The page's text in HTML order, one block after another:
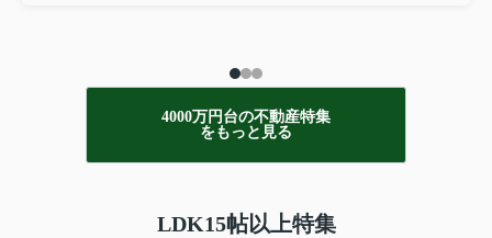
4000万円台の不動産特集
をもっと見る
LDK15帖以上特集